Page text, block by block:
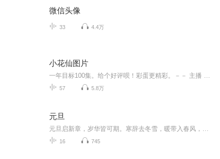
微信头像
33 4.4万
小花仙图片
57 5.8万
元旦
16 745